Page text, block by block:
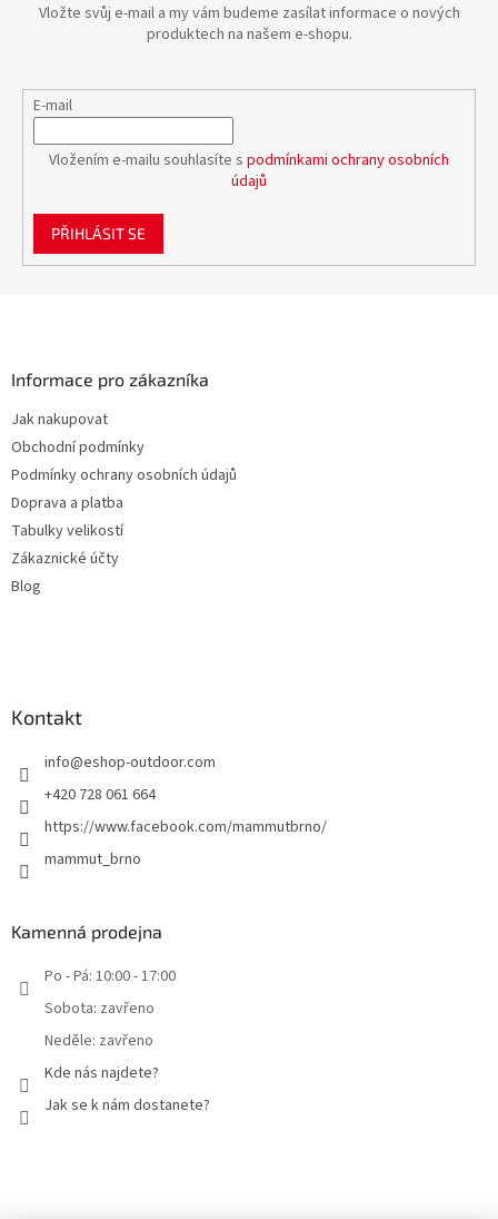
Vložte svůj e-mail a my vám budeme zasílat informace o nových
produktech na našem e-shopu.
E-mail
Vložením e-mailu souhlasíte s podmínkami ochrany osobních
údajů
PŘIHLÁSIT SE
Informace pro zákazníka
Jak nakupovat
Obchodní podmínky
Podmínky ochrany osobních údajů
Doprava a platba
Tabulky velikostí
Zákaznické účty
Blog
Kontakt
info@eshop-outdoor.com
+420 728 061 664
https://www.facebook.com/mammutbrno/
mammut_brno
Kamenná prodejna
Po - Pá: 10:00 - 17:00
Sobota: zavřeno
Neděle: zavřeno
Kde nás najdete?
Jak se k nám dostanete?